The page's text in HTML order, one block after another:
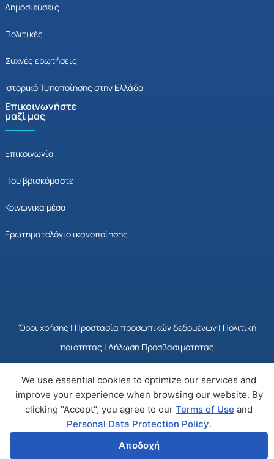
We use essential cookies to optimize our services and
improve your experience when browsing our website. By
clicking "Accept", you agree to our Terms of Use and
Personal Data Protection Policy.
Αποδοχή
Δημοσιεύσεις
Πολιτικές
Συχνές ερωτήσεις
Ιστορικό Τυποποίησης στην Ελλάδα
Επικοινωνήστε
μαζί μας
Επικοινωνία
Που βρισκόμαστε
Κοινωνικά μέσα
Ερωτηματολόγιο ικανοποίησης
Όροι χρήσης | Προστασία προσωπικών δεδομένων| Πολιτική
ποιότητας | Δήλωση Προσβασιμότητας
© Copyright 2025 ΕΣΥΠ Developed by Wizy